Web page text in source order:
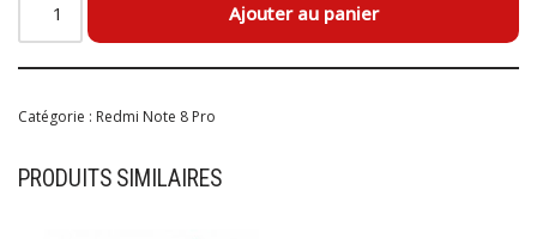
Ajouter au panier
Catégorie : Redmi Note 8 Pro
PRODUITS SIMILAIRES